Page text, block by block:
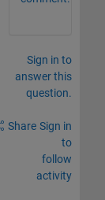
Sign in to
answer this
question.
Share Sign in
to
follow
activity